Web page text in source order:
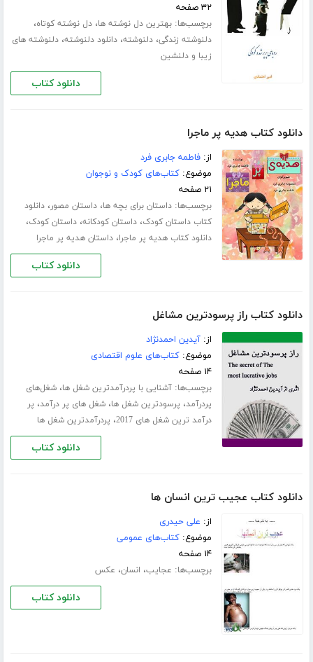
۳۲ صفحه
برچسب‌ها:بهترین دل نوشته ها،دل نوشته کوتاه،
دلنوشته زندگی،دلنوشته،دانلود دلنوشته،دلنوشته های
زیبا و دلنشین
دانلود کتاب
دانلود کتاب هدیه پر ماجرا
از:فاطمه جابری فرد
موضوع:کتاب‌های کودک و نوجوان
۲۱ صفحه
برچسب‌ها:داستان برای بچه ها،داستان مصور،دانلود
کتاب داستان کودک،داستان کودکانه،داستان کودک،
دانلود کتاب هدیه پر ماجرا،داستان هدیه پر ماجرا
دانلود کتاب
دانلود کتاب راز پرسودترین مشاغل
از:آیدین احمدنژاد
موضوع:کتاب‌های علوم اقتصادی
۱۴ صفحه
برچسب‌ها:آشنایی با پردرآمدترین شغل ها،شغل‌های
پردرآمد، پرسودترین شغل ها،شغل های پر درآمد، پر
درآمد ترین شغل های 2017
، پردرآمدترین شغل ها
دانلود کتاب
دانلود کتاب عجیب ترین انسان ها
از: علی حیدری
موضوع:کتاب‌های عمومی
۱۴ صفحه
برچسب‌ها: عجایب، انسان، عکس
دانلود کتاب